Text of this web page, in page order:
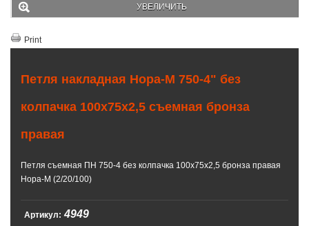
УВЕЛИЧИТЬ
Print
Петля накладная Нора-М 750-4" без
колпачка 100х75х2,5 съемная бронза
правая
Петля съемная ПН 750-4 без колпачка 100х75х2,5 бронза правая
Нора-М (2/20/100)
Артикул: 4949